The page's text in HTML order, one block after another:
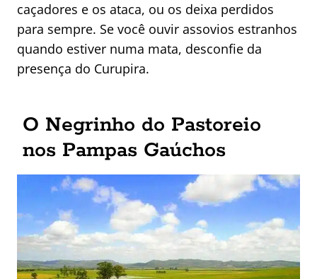
caçadores e os ataca, ou os deixa perdidos
para sempre. Se você ouvir assovios estranhos
quando estiver numa mata, desconfie da
presença do Curupira.
O Negrinho do Pastoreio
nos Pampas Gaúchos